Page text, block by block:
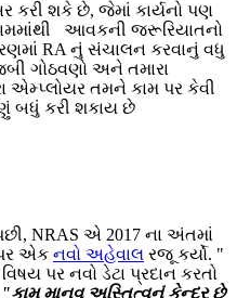
શકે છે, જેમાં કાર્યનો પણ
આવકની જરૂરિયાતનો
RA નું સંચાલન કરવાનું વધુ
ગોઠવણો અને તમારા
એમ્પ્લોયર તમને કામ પર કેવી
બધું કરી શકાય છે
પછી, NRAS એ 2017 ના અંતમાં
પર એક નવો અહેવાલ રજૂ કર્યો. "
પર નવો ડેટા પ્રદાન કરતો
"કામ માનવ અસ્તિત્વનું કેન્દ્ર છે